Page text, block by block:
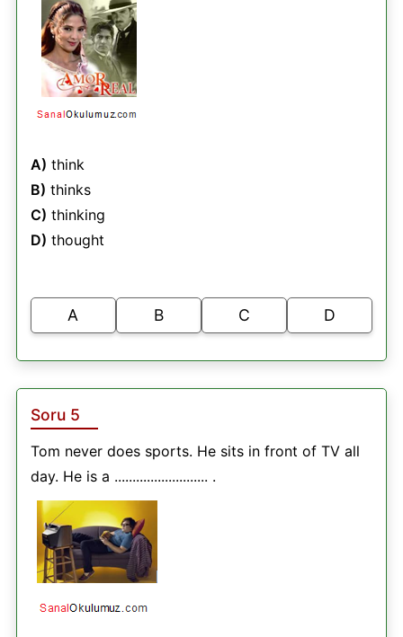
A) think
B) thinks
C) thinking
D) thought
A B C D
Soru 5
Tom never does sports. He sits in front of TV all
day. He is a .......................... .